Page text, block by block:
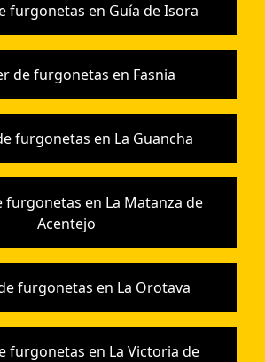
furgonetas en Guía de Isora
de furgonetas en Fasnia
furgonetas en La Guancha
furgonetas en La Matanza de
Acentejo
furgonetas en La Orotava
furgonetas en La Victoria de